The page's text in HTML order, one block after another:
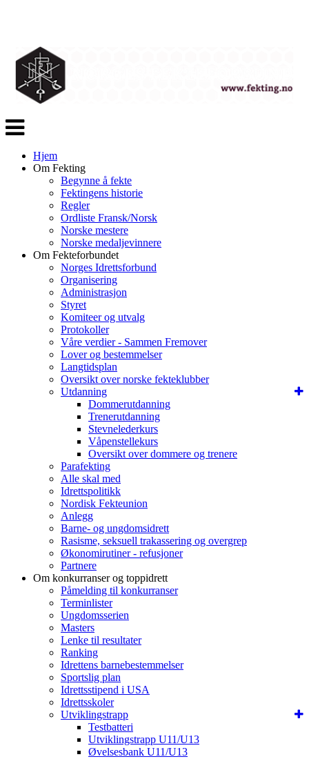
Veksle
navigasjon
Hjem
Om Fekting
Begynne å fekte
Fektingens historie
Regler
Ordliste Fransk/Norsk
Norske mestere
Norske medaljevinnere
Om Fekteforbundet
Norges Idrettsforbund
Organisering
Administrasjon
Styret
Komiteer og utvalg
Protokoller
Våre verdier - Sammen Fremover
Lover og bestemmelser
Langtidsplan
Oversikt over norske fekteklubber
Utdanning
Dommerutdanning
Trenerutdanning
Stevnelederkurs
Våpenstellekurs
Oversikt over dommere og trenere
Parafekting
Alle skal med
Idrettspolitikk
Nordisk Fekteunion
Anlegg
Barne- og ungdomsidrett
Rasisme, seksuell trakassering og overgrep
Økonomirutiner - refusjoner
Partnere
Om konkurranser og toppidrett
Påmelding til konkurranser
Terminlister
Ungdomsserien
Masters
Lenke til resultater
Ranking
Idrettens barnebestemmelser
Sportslig plan
Idrettsstipend i USA
Idrettsskoler
Utviklingstrapp
Testbatteri
Utviklingstrapp U11/U13
Øvelsesbank U11/U13